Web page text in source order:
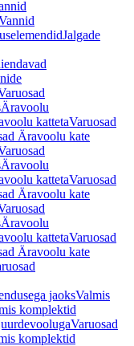
Jalgade
Äravoolu
kattetaVaruosad
Äravoolu kate
Äravoolu
kattetaVaruosad
Äravoolu kate
Äravoolu
kattetaVaruosad
Äravoolu kate
jaoksValmis
komplektid
Varuosad
komplektid